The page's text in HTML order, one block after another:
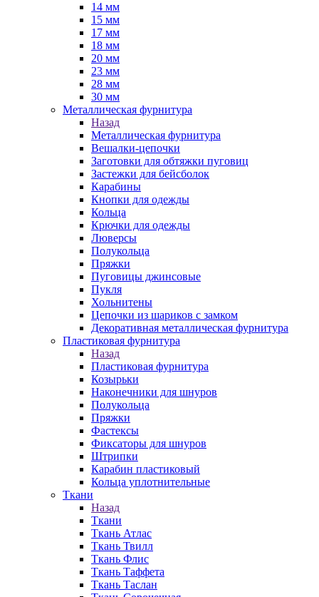
14 мм
15 мм
17 мм
18 мм
20 мм
23 мм
28 мм
30 мм
Металлическая фурнитура
Назад
Металлическая фурнитура
Вешалки-цепочки
Заготовки для обтяжки пуговиц
Застежки для бейсболок
Карабины
Кнопки для одежды
Кольца
Крючки для одежды
Люверсы
Полукольца
Пряжки
Пуговицы джинсовые
Пукля
Хольнитены
Цепочки из шариков с замком
Декоративная металлическая фурнитура
Пластиковая фурнитура
Назад
Пластиковая фурнитура
Козырьки
Наконечники для шнуров
Полукольца
Пряжки
Фастексы
Фиксаторы для шнуров
Штрипки
Карабин пластиковый
Кольца уплотнительные
Ткани
Назад
Ткани
Ткань Атлас
Ткань Твилл
Ткань Флис
Ткань Таффета
Ткань Таслан